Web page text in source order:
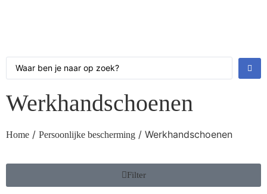
Werkhandschoenen
Home / Persoonlijke bescherming / Werkhandschoenen
Filter